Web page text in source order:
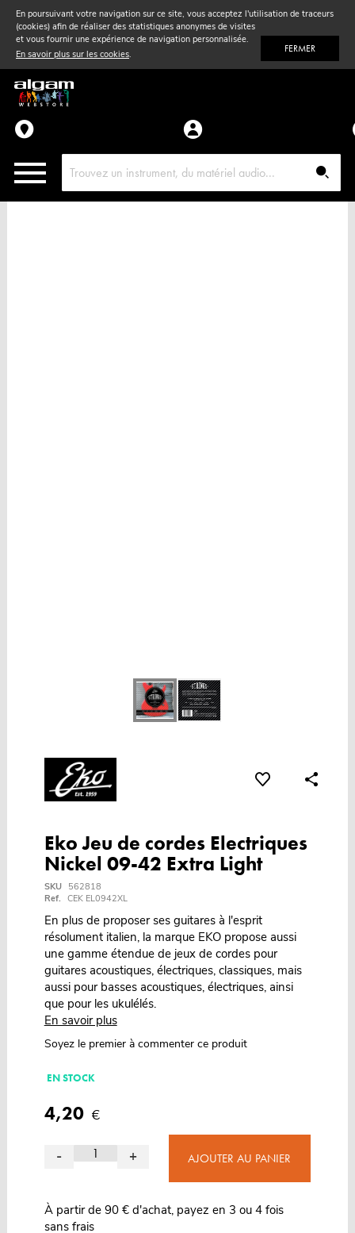
En poursuivant votre navigation sur ce site, vous acceptez l'utilisation de traceurs
(cookies) afin de réaliser des statistiques anonymes de visites
et vous fournir une expérience de navigation personnalisée.
En savoir plus sur les cookies. FERMER
Vent& Violon
Accessoires
Pièces détachées
Eko Jeu de cordes Electriques
Nickel 09-42 Extra Light
SKU
562818
Ref. CEK EL0942XL
En plus de proposer ses guitares à l'esprit
résolument italien, la marque EKO propose aussi
une gamme étendue de jeux de cordes pour
guitares acoustiques, électriques, classiques, mais
aussi pour basses acoustiques, électriques, ainsi
que pour les ukulélés.
En savoir plus
Soyez le premier à commenter ce produit
EN STOCK
4,20 €
- + AJOUTER AU PANIER
À partir de 90 € d'achat, payez en 3 ou 4 fois
sans frais